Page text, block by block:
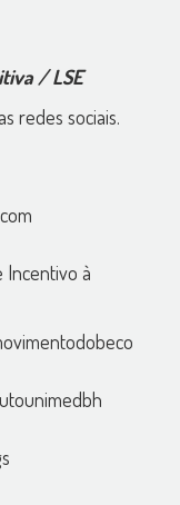
/ LSE
redes sociais.
Incentivo à